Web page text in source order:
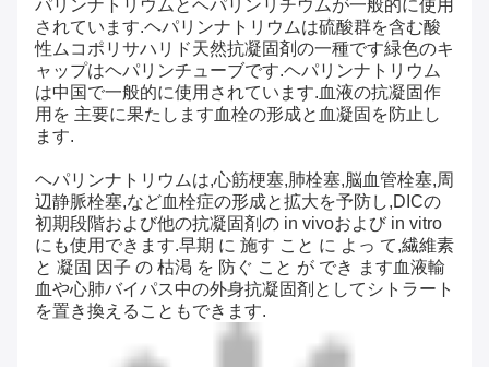
パリンナトリウムとヘパリンリチウムが一般的に使用
されています.ヘパリンナトリウムは硫酸群を含む酸
性ムコポリサハリド天然抗凝固剤の一種です緑色のキ
ャップはヘパリンチューブです.ヘパリンナトリウム
は中国で一般的に使用されています.血液の抗凝固作
用を 主要に果たします血栓の形成と血凝固を防止し
ます.
ヘパリンナトリウムは,心筋梗塞,肺栓塞,脳血管栓塞,周
辺静脈栓塞,など血栓症の形成と拡大を予防し,DICの
初期段階および他の抗凝固剤の in vivoおよび in vitro
にも使用できます.早期 に 施す こと に よっ て,繊維素
と 凝固 因子 の 枯渇 を 防ぐ こと が でき ます血液輸
血や心肺バイパス中の外身抗凝固剤としてシトラート
を置き換えることもできます.